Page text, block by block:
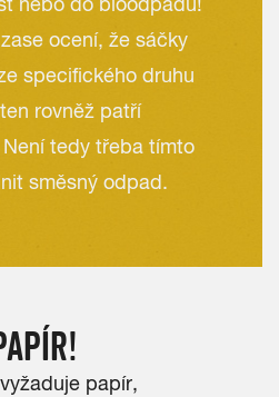
ocení, že sáčky
specifického druhu
rovněž patří
tedy třeba tímto
směsný odpad.
papír,